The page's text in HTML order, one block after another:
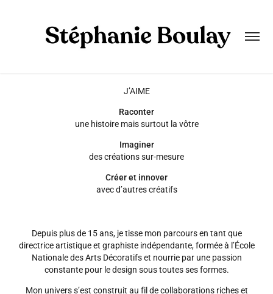
J’AIME
Raconter
une histoire mais surtout la vôtre
Imaginer
des créations sur-mesure
Créer et innover
avec d’autres créatifs
Depuis plus de 15 ans, je tisse mon parcours en tant que
directrice artistique et graphiste indépendante, formée à l’École
Nationale des Arts Décoratifs et nourrie par une passion
constante pour le design sous toutes ses formes.
Mon univers s’est construit au fil de collaborations riches et